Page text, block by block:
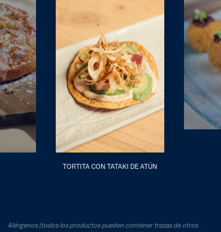
TORTITA CON TATAKI DE ATÚN
Alérgenos (todos los productos pueden contener trazas de otros